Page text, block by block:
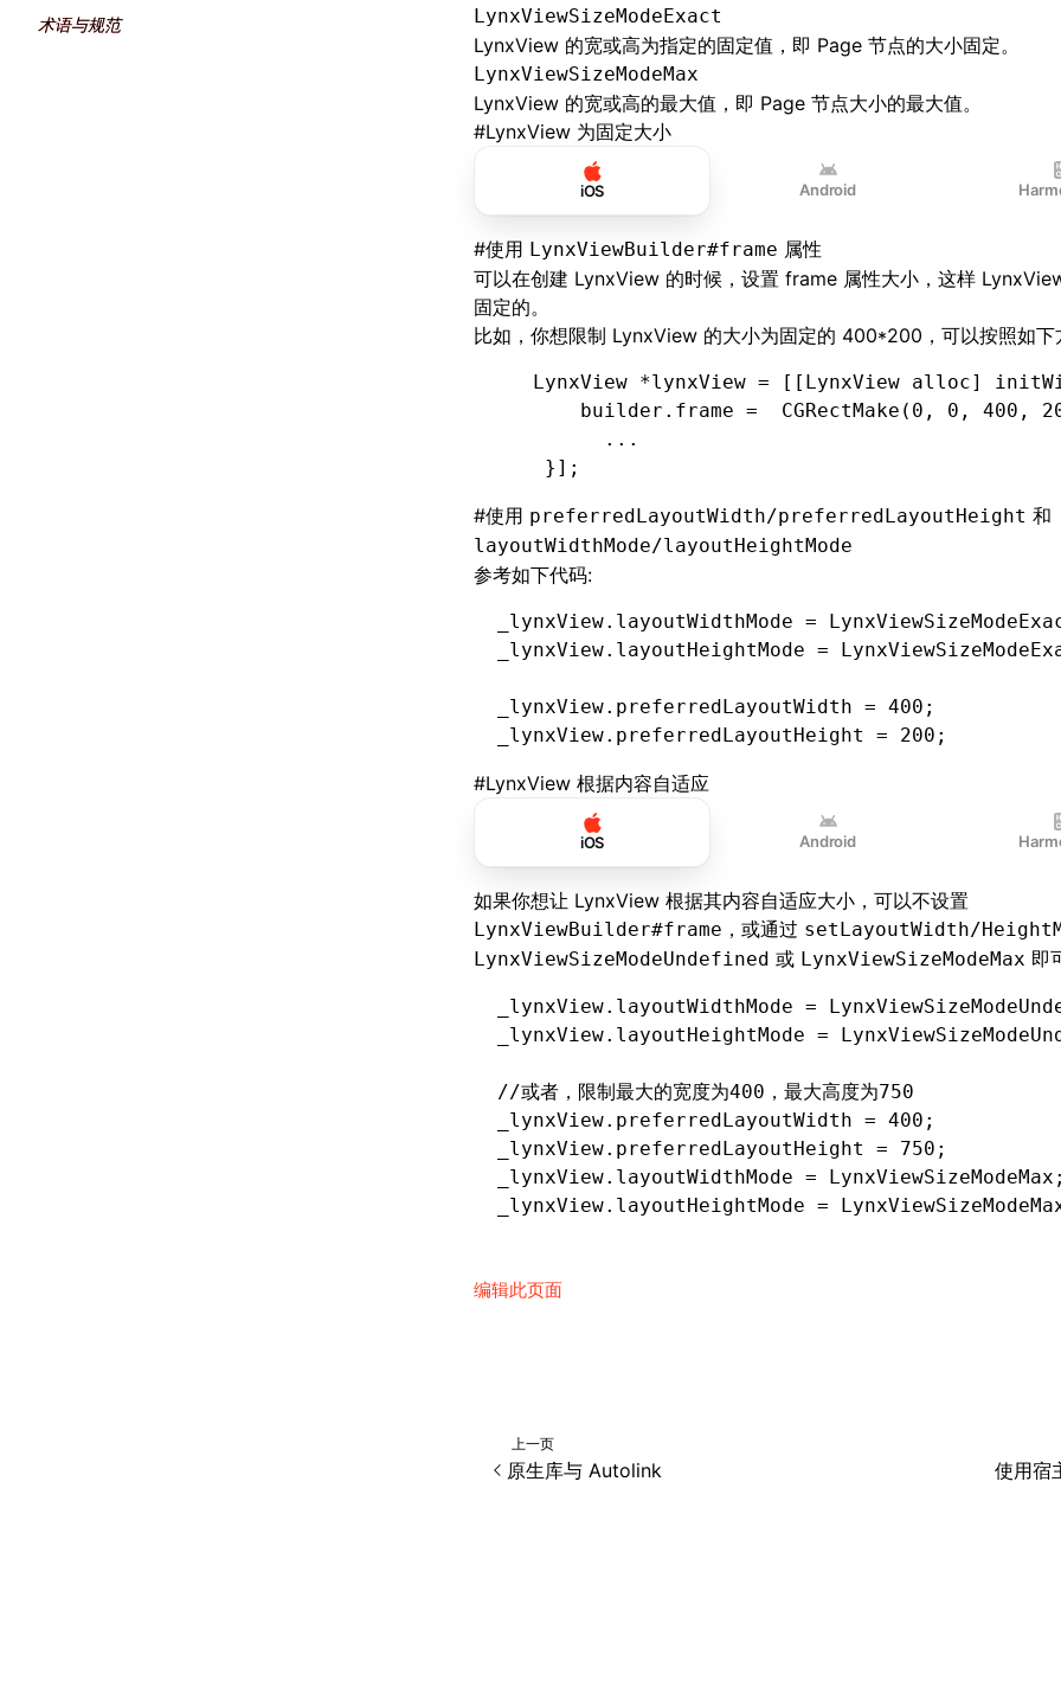
术语与规范 LynxViewSizeModeExact
LynxView 的宽或高为指定的固定值，即 Page 节点的大小固定。
LynxViewSizeModeMax
LynxView 的宽或高的最大值，即 Page 节点大小的最大值。
#LynxView 为固定大小
iOS Android
#使用 LynxViewBuilder#frame 属性
可以在创建 LynxView 的时候，设置 frame 属性大小，这样
固定的。
比如，你想限制 LynxView 的大小为固定的 400*200，可以按照如下
   LynxView
*lynxView = [[LynxView alloc]
       builder
. frame =
  CGRectMake(
0 , 0 , 400 ,
         ...
    }
];
#使用 preferredLayoutWidth/preferredLayoutHeight 和
layoutWidthMode/layoutHeightMode
参考如下代码:
_lynxView.layoutWidthMode =
_lynxView.layoutHeightMode =
_lynxView.preferredLayoutWidth = 400 ;
_lynxView.preferredLayoutHeight = 200 ;
#LynxView 根据内容自适应
iOS Android
如果你想让 LynxView 根据其内容自适应大小，可以不设置
LynxViewBuilder#frame ，或通过 setLayoutWidth/
LynxViewSizeModeUndefined 或 LynxViewSizeModeMax 即
_lynxView.layoutWidthMode =
_lynxView.layoutHeightMode =
//或者，限制最大的宽度为400，最大高度为750
_lynxView.preferredLayoutWidth = 400 ;
_lynxView.preferredLayoutHeight = 750 ;
_lynxView.layoutWidthMode = LynxViewSizeModeMax;
_lynxView.layoutHeightMode =
编辑此页面
上一页
原生库与 Autolink 使用宿